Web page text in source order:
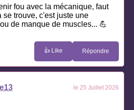
fou avec la mécanique, faut
se trouve, c'est juste une
de manque de muscles... 💪
👍 Like Répondre
le 25 Juillet 2026